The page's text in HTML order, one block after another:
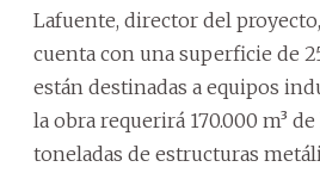
Lafuente, director del
cuenta con una superficie de
están destinadas a equipos
la obra requerirá 170.000 m³
toneladas de estructuras